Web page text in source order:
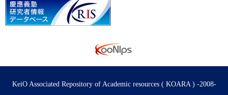
KeiO Associated Repository of Academic resources ( KOARA ) -2008-